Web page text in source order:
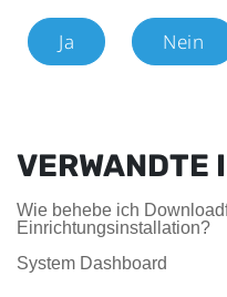
Ja Nein
VERWANDTE
Wie behebe ich
Einrichtungsinstallation?
System Dashboard